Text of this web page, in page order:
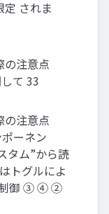
定 されま
の注意点
て 33
の注意点
ーネン
タム”から読
グルによ
制御 ③ ④ ②